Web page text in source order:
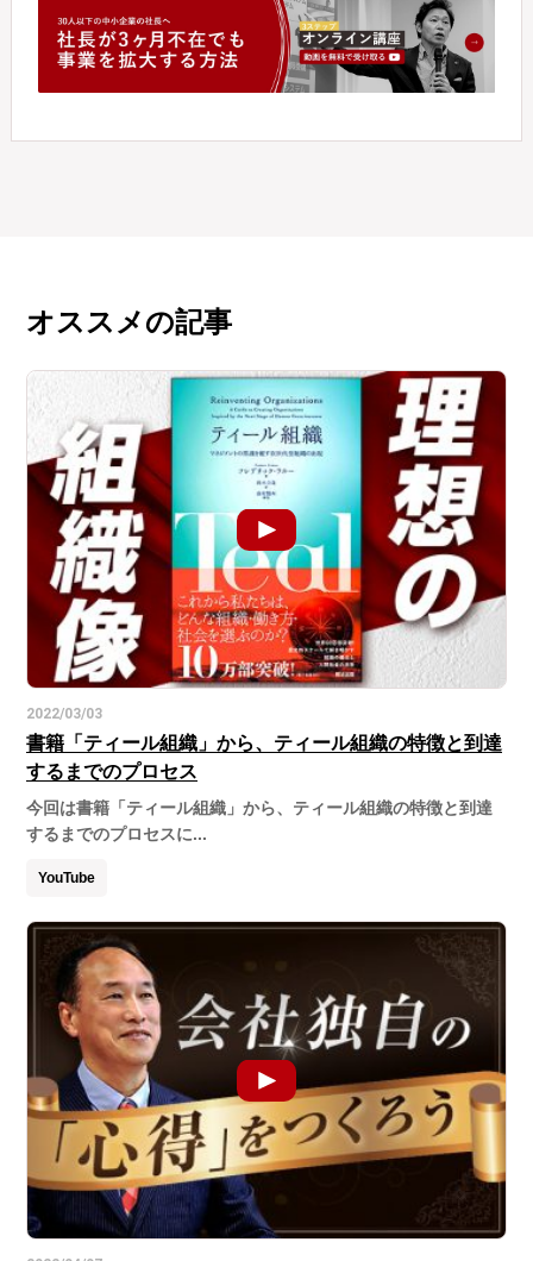
オススメの記事
2022/03/03
書籍「ティール組織」から、ティール組織の特徴と到達
するまでのプロセス
今回は書籍「ティール組織」から、ティール組織の特徴と到達
するまでのプロセスに...
YouTube